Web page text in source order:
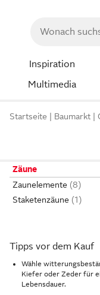
Inspiration
Multimedia
Startseite Baumarkt
Zäune
Zaunelemente
Staketenzäune
Tipps vor dem Kauf
Wähle
Kiefer oder Zeder für
Lebensdauer.